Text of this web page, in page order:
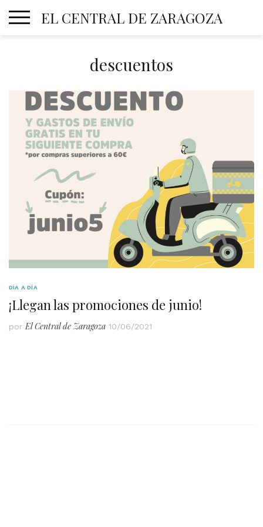
EL CENTRAL DE ZARAGOZA
descuentos
DÍA A DÍA
¡Llegan las promociones de junio!
por El Central de Zaragoza 10/06/2021